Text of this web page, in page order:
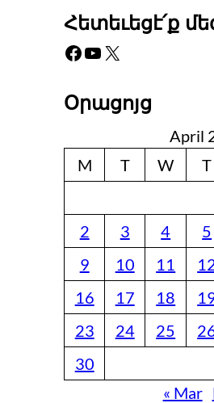
Հետեւեցէ՛ք
Facebook YouTube X
Օրացոյց
April
M
T W T
2
3 4 5
9
10 11
16
17 18
23
24 25
30
« Mar